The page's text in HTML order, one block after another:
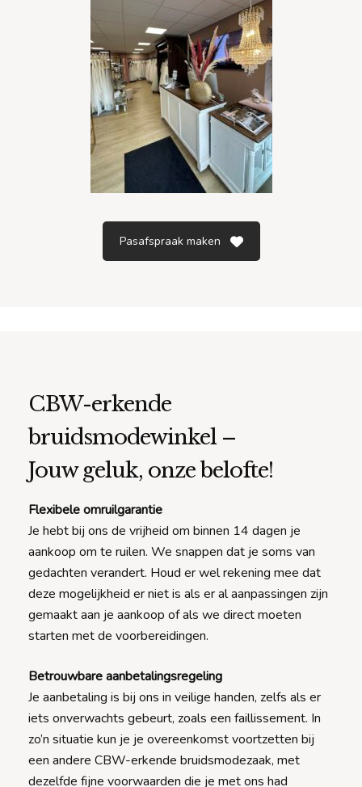
Pasafspraak maken
CBW-erkende
bruidsmodewinkel –
Jouw geluk, onze belofte!
Flexibele omruilgarantie
Je hebt bij ons de vrijheid om binnen 14 dagen je
aankoop om te ruilen. We snappen dat je soms van
gedachten verandert. Houd er wel rekening mee dat
deze mogelijkheid er niet is als er al aanpassingen zijn
gemaakt aan je aankoop of als we direct moeten
starten met de voorbereidingen.
Betrouwbare aanbetalingsregeling
Je aanbetaling is bij ons in veilige handen, zelfs als er
iets onverwachts gebeurt, zoals een faillissement. In
zo’n situatie kun je je overeenkomst voortzetten bij
een andere CBW-erkende bruidsmodezaak, met
dezelfde fijne voorwaarden die je met ons had